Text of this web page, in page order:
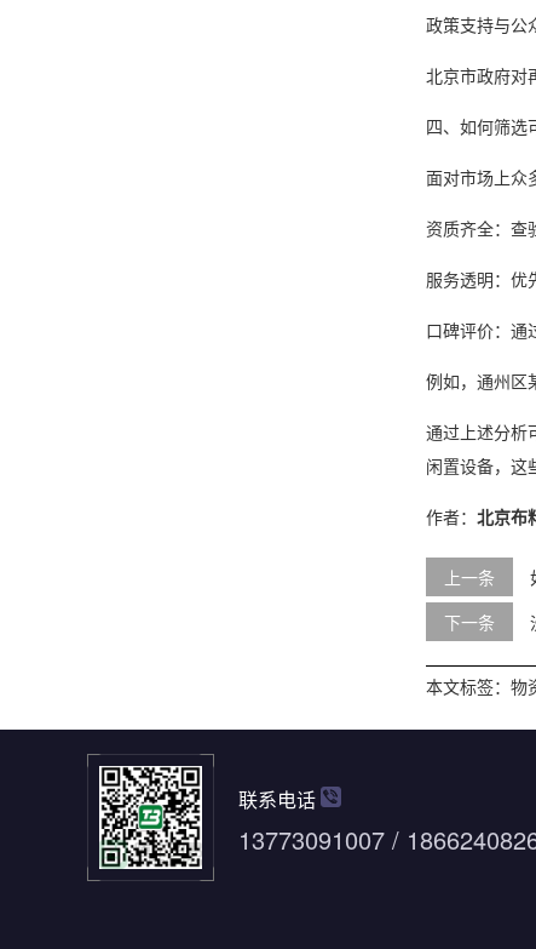
政策支持与公
北京市政府对
四、如何筛选
面对市场上众
资质齐全：查
服务透明：优
口碑评价：通
例如，通州区
通过上述分析
闲置设备，这
作者： 北京布
上一条
下一条
本文标签： 物
联系电话
13773091007 /